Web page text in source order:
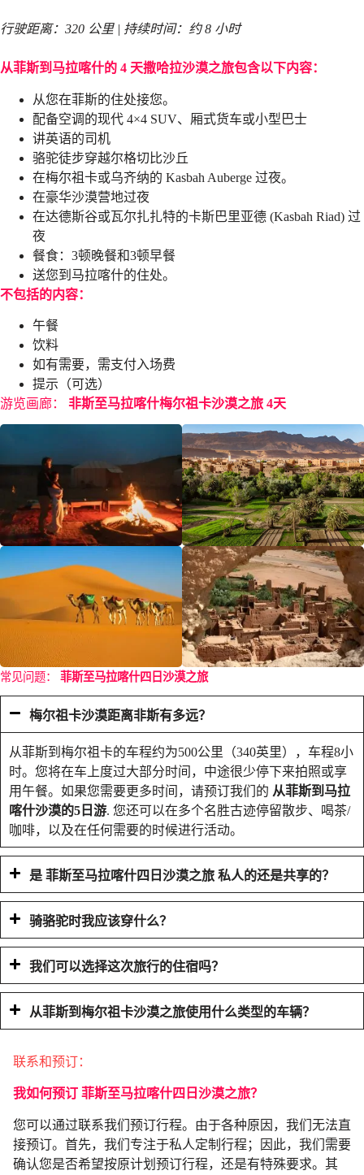
行驶距离：320 公里 | 持续时间：约 8 小时
从菲斯到马拉喀什的 4 天撒哈拉沙漠之旅包含以下内容：
从您在菲斯的住处接您。
配备空调的现代 4×4 SUV、厢式货车或小型巴士
讲英语的司机
骆驼徒步穿越尔格切比沙丘
在梅尔祖卡或乌齐纳的 Kasbah Auberge 过夜。
在豪华沙漠营地过夜
在达德斯谷或瓦尔扎扎特的卡斯巴里亚德 (Kasbah Riad) 过
夜
餐食：3顿晚餐和3顿早餐
送您到马拉喀什的住处。
不包括的内容：
午餐
饮料
如有需要，需支付入场费
提示（可选）
游览画廊： 非斯至马拉喀什梅尔祖卡沙漠之旅 4天
常见问题： 菲斯至马拉喀什四日沙漠之旅
梅尔祖卡沙漠距离非斯有多远？
从菲斯到梅尔祖卡的车程约为500公里（340英里），车程8小
时。您将在车上度过大部分时间，中途很少停下来拍照或享
用午餐。如果您需要更多时间，请预订我们的 从菲斯到马拉
喀什沙漠的5日游. 您还可以在多个名胜古迹停留散步、喝茶/
咖啡，以及在任何需要的时候进行活动。
是 菲斯至马拉喀什四日沙漠之旅 私人的还是共享的？
骑骆驼时我应该穿什么？
我们可以选择这次旅行的住宿吗？
从菲斯到梅尔祖卡沙漠之旅使用什么类型的车辆？
联系和预订：
我如何预订 菲斯至马拉喀什四日沙漠之旅？
您可以通过联系我们预订行程。由于各种原因，我们无法直
接预订。首先，我们专注于私人定制行程；因此，我们需要
确认您是否希望按原计划预订行程，还是有特殊要求。其